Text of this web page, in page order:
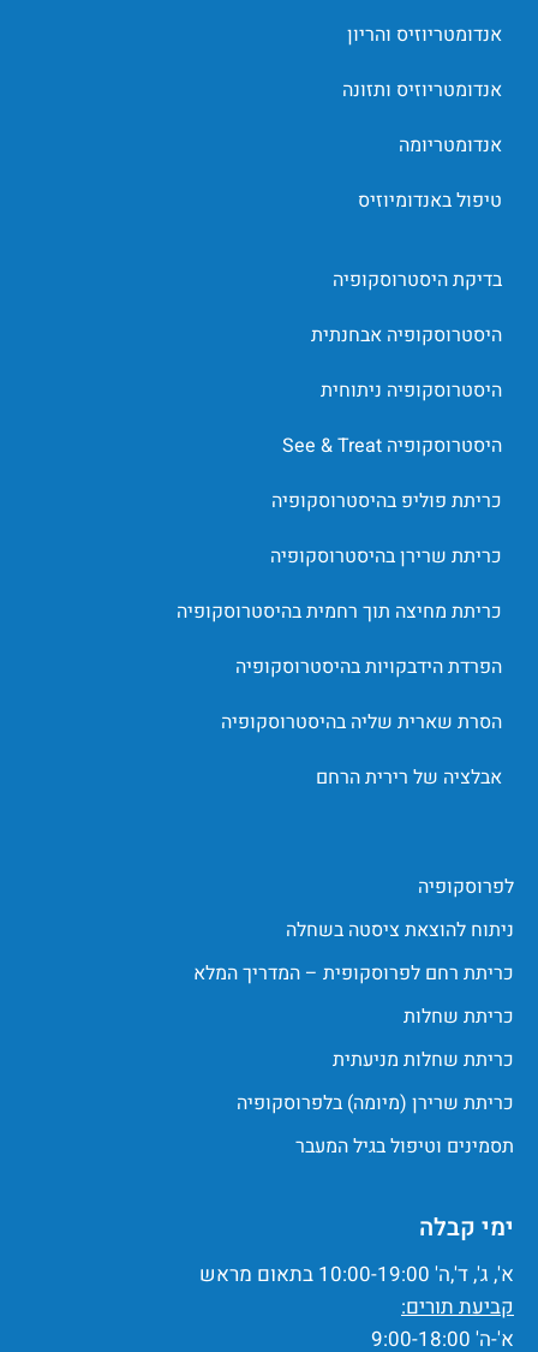
אנדומטריוזיס והריון
אנדומטריוזיס ותזונה
אנדומטריומה
טיפול באנדומיוזיס
בדיקת היסטרוסקופיה
היסטרוסקופיה אבחנתית
היסטרוסקופיה ניתוחית
היסטרוסקופיה See & Treat
כריתת פוליפ בהיסטרוסקופיה
כריתת שרירן בהיסטרוסקופיה
כריתת מחיצה תוך רחמית בהיסטרוסקופיה
הפרדת הידבקויות בהיסטרוסקופיה
הסרת שארית שליה בהיסטרוסקופיה
אבלציה של רירית הרחם
לפרוסקופיה
ניתוח להוצאת ציסטה בשחלה
כריתת רחם לפרוסקופית – המדריך המלא
כריתת שחלות
כריתת שחלות מניעתית
כריתת שרירן (מיומה) בלפרוסקופיה
תסמינים וטיפול בגיל המעבר
ימי קבלה
א', ג', ד',ה' 10:00-19:00 בתאום מראש
קביעת תורים:
א'-ה' 9:00-18:00